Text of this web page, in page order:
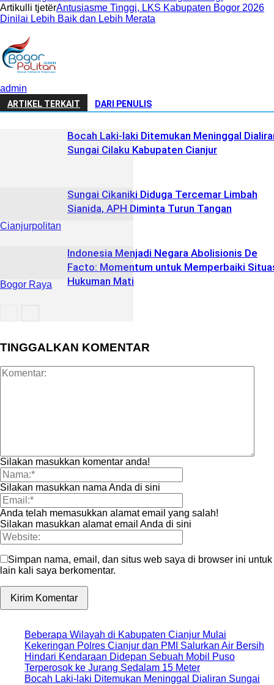
Artikulli tjetër‎Antusiasme Tinggi, LKS Kabupaten Bogor 2026
Dinilai Lebih Baik dan Lebih Merata
admin
ARTIKEL TERKAIT DARI PENULIS
Cianjurpolitan
Bocah Laki-laki Ditemukan Meninggal
Sungai Cilaku Kabupaten Cianjur
Bogor Raya
Sungai Cikaniki Diduga Tercemar Limbah
Sianida, APH Diminta Turun Tangan
Daerah
‎Indonesia Menjadi Negara Abolisionis De
Facto: Momentum untuk Memperbaiki
Hukuman Mati
TINGGALKAN KOMENTAR
Silakan masukkan komentar anda!
Silakan masukkan nama Anda di sini
Anda telah memasukkan alamat email yang salah!
Silakan masukkan alamat email Anda di sini
Simpan nama, email, dan situs web saya di browser ini untuk
lain kali saya berkomentar.
Beberapa Wilayah di Kabupaten Cianjur Mulai
Kekeringan Polres Cianjur dan PMI Salurkan Air Bersih
Hindari Kendaraan Didepan Sebuah Mobil Puso
Terperosok ke Jurang Sedalam 15 Meter
Bocah Laki-laki Ditemukan Meninggal Dialiran Sungai